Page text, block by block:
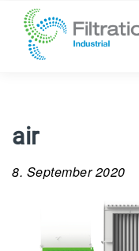
air
8. September 2020